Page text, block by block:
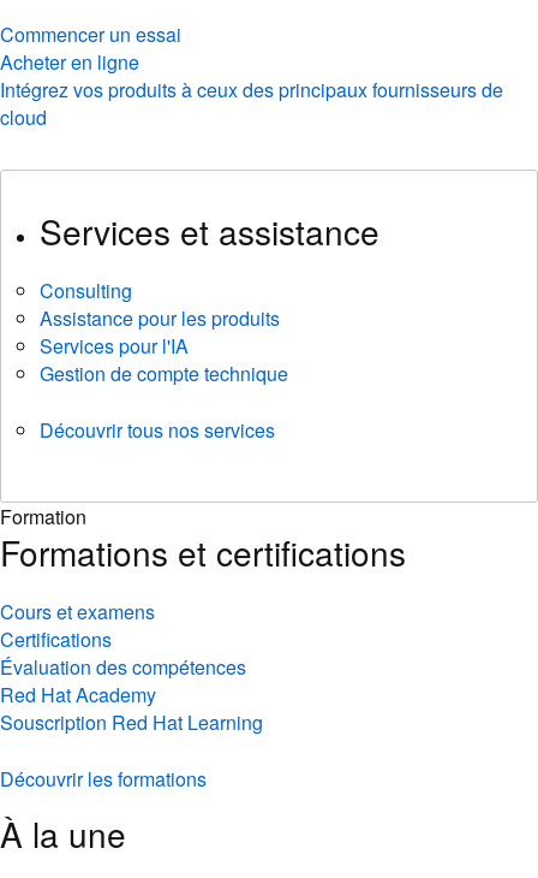
Commencer un essai
Acheter en ligne
Intégrez vos produits à ceux des principaux fournisseurs de
cloud
Services et assistance
Consulting
Assistance pour les produits
Services pour l'IA
Gestion de compte technique
Découvrir tous nos services
Formation
Formations et certifications
Cours et examens
Certifications
Évaluation des compétences
Red Hat Academy
Souscription Red Hat Learning
Découvrir les formations
À la une